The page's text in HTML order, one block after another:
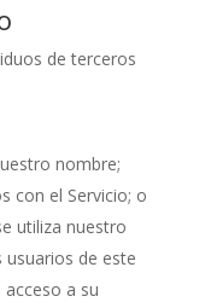
de terceros
nombre;
con el Servicio; o
utiliza nuestro
usuarios de este
a su